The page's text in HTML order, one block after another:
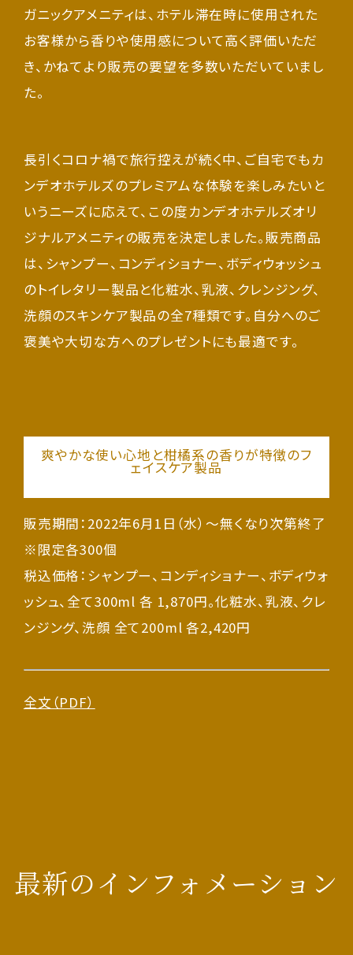
ガニックアメニティは、ホテル滞在時に使用された
お客様から香りや使用感について高く評価いただ
き、かねてより販売の要望を多数いただいていまし
た。
長引くコロナ禍で旅行控えが続く中、ご自宅でもカ
ンデオホテルズのプレミアムな体験を楽しみたいと
いうニーズに応えて、この度カンデオホテルズオリ
ジナルアメニティの販売を決定しました。販売商品
は、シャンプー、コンディショナー、ボディウォッシュ
のトイレタリー製品と化粧水、乳液、クレンジング、
洗顔のスキンケア製品の全7種類です。自分へのご
褒美や大切な方へのプレゼントにも最適です。
爽やかな使い心地と柑橘系の香りが特徴のフ
ェイスケア製品
販売期間：2022年6月1日（水）～無くなり次第終了
※限定各300個
税込価格：シャンプー、コンディショナー、ボディウォ
ッシュ、全て300ml 各 1,870円。化粧水、乳液、クレ
ンジング、洗顔 全て200ml 各2,420円
全文（PDF）
最新のインフォメーション